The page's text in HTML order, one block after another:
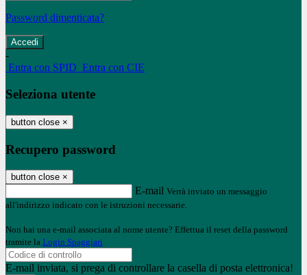
Password dimenticata?
-
Entra con SPID Entra con CIE
Seleziona utente
button close ×
Recupero password
button close ×
E-mail Verrà inviato un messaggio
all'indirizzo indicato con le istruzioni necessarie.
Non hai una e-mail associata al nome utente? Effettua il reset della password
tramite la Login Spaggiari
E-mail inviata, si prega di controllare la casella di posta elettronica!